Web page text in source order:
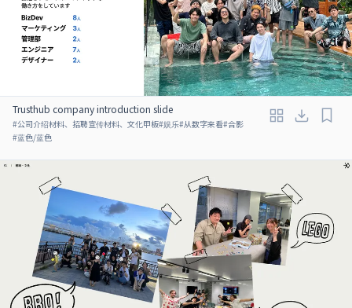
Trusthub company introduction slide
#公司介绍材料、招聘宣传材料、文化甲板#娱乐#从数字来看#合影
#蓝色/蓝色